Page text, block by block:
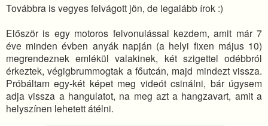
Továbbra is vegyes felvágott jön, de legalább írok :)
Először is egy motoros felvonulással kezdem, amit már 7
éve minden évben anyák napján (a helyi fixen május 10)
megrendeznek emlékül valakinek, két szigettel odébbról
érkeztek, végigbrummogtak a főutcán, majd mindezt vissza.
Próbáltam egy-két képet meg videót csinálni, bár úgysem
adja vissza a hangulatot, na meg azt a hangzavart, amit a
helyszínen lehetett átélni.